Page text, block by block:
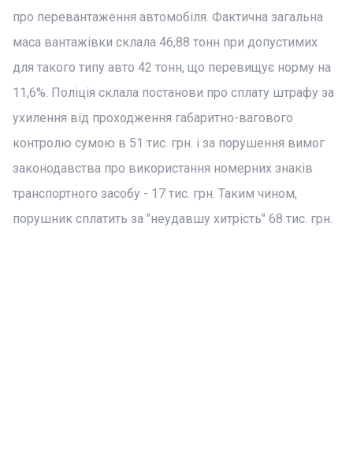
про перевантаження автомобіля. Фактична загальна
маса вантажівки склала 46,88 тонн при допустимих
для такого типу авто 42 тонн, що перевищує норму на
11,6%. Поліція склала постанови про сплату штрафу за
ухилення від проходження габаритно-вагового
контролю сумою в 51 тис. грн. і за порушення вимог
законодавства про використання номерних знаків
транспортного засобу - 17 тис. грн. Таким чином,
порушник сплатить за "неудавшу хитрість" 68 тис. грн.